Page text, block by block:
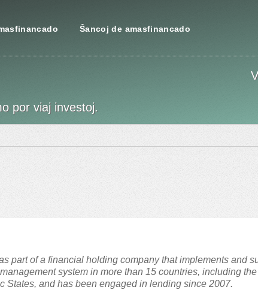
Ŝancoj de amasfinancado
por viaj investoj.
part of a financial holding company that implements and
system in more than 15 countries, including
States, and has been engaged in lending since 2007.